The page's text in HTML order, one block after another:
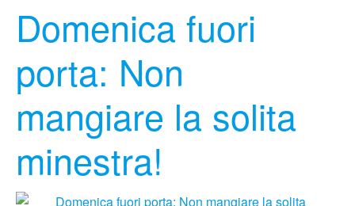
Domenica fuori
porta: Non
mangiare la solita
minestra!